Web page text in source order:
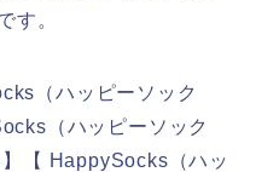
す。
（ハッピーソック
（ハッピーソック
【 HappySocks（ハッ